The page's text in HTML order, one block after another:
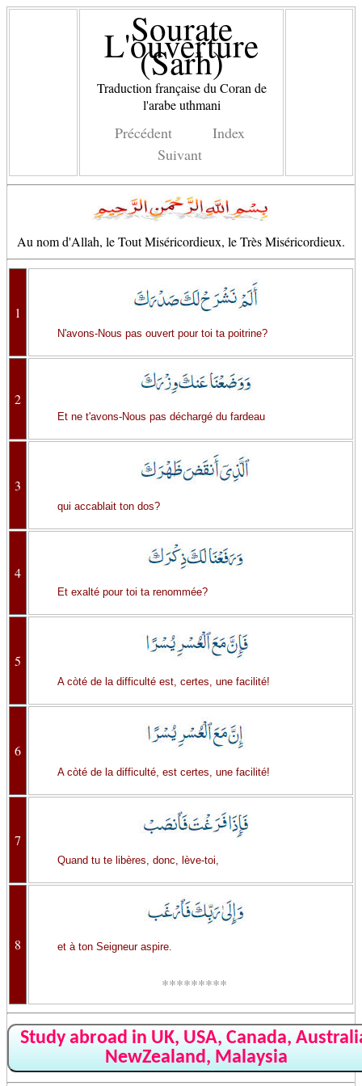
Sourate
L'ouverture
(Sarh)
Traduction française du Coran de
l'arabe uthmani
Précédent
Index
Suivant
Au nom d'Allah, le Tout Miséricordieux, le Très Miséricordieux.
1
N'avons-Nous pas ouvert pour toi ta poitrine?
2
Et ne t'avons-Nous pas déchargé du fardeau
3
qui accablait ton dos?
4
Et exalté pour toi ta renommée?
5
A còté de la difficulté est, certes, une facilité!
6
A còté de la difficulté, est certes, une facilité!
7
Quand tu te libères, donc, lève-toi,
8 et à ton Seigneur aspire.
*********
Study abroad in UK, USA, Canada,
NewZealand, Malaysia